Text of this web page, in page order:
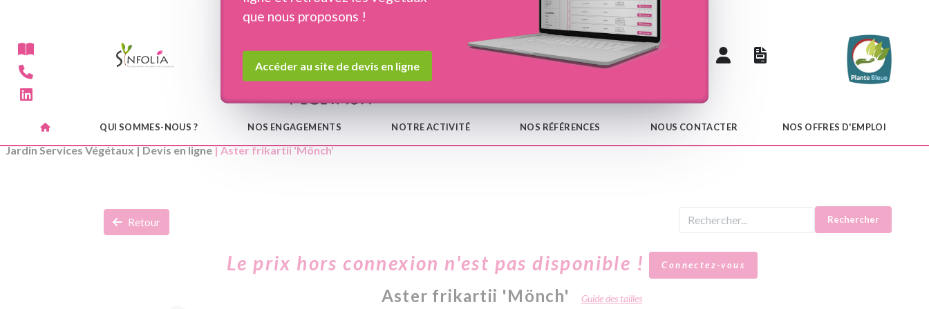
Devis en ligne Notre catalogue
QUI SOMMES-NOUS ? NOS ENGAGEMENTS NOTRE ACTIVITÉ NOS RÉFÉRENCES NOUS CONTACTER NOS OFFRES D'EMPLOI
que nous proposons !
Accéder au site de devis en ligne
Jardin Services Végétaux|Devis en ligne| Aster frikartii 'Mönch'
Retour Rechercher
Le prix hors connexion n'est pas disponible ! Connectez-vous
Aster frikartii 'Mönch' Guide des tailles